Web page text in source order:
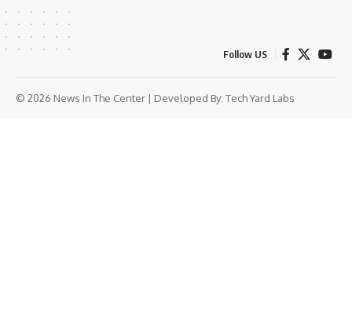
Follow US
© 2026 News In The Center | Developed By: Tech Yard Labs